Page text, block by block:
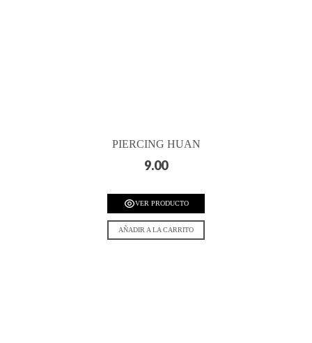
PIERCING HUAN
9.00
VER PRODUCTO
AÑADIR A LA CARRITO